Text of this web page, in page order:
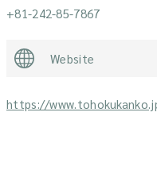
+81-242-85-7867
Website
https://